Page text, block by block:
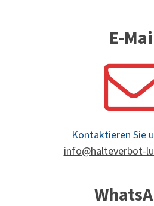
E-
Kontaktieren Sie
info@halteverbot-